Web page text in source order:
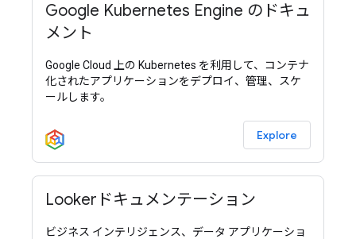
Google Kubernetes Engine のドキュ
メント
Google Cloud 上の Kubernetes を利用して、コンテナ
化されたアプリケーションをデプロイ、管理、スケ
ールします。
Explore
Lookerドキュメンテーション
ビジネス インテリジェンス、データ アプリケーショ